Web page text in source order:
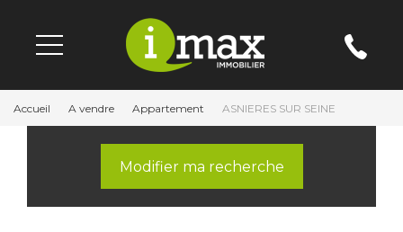
Accueil A vendre Appartement ASNIERES SUR SEINE
Modifier ma recherche